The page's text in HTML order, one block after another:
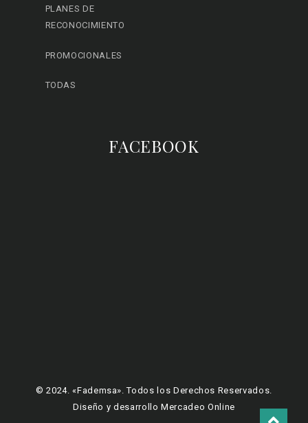
PLANES DE
RECONOCIMIENTO
PROMOCIONALES
TODAS
FACEBOOK
© 2024. «Fademsa». Todos los Derechos Reservados.
Diseño y desarrollo Mercadeo Online